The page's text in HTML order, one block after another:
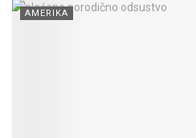
AMERIKA